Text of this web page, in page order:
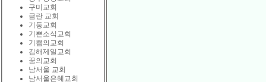
구미교회
금란 교회
기둥교회
기쁜소식교회
기쁨의교회
김해제일교회
꿈의교회
남서울 교회
남서울은혜교회